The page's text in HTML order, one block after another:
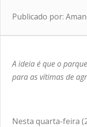
Publicado por:
A ideia é que o
para as vítimas de
Nesta quarta-feira